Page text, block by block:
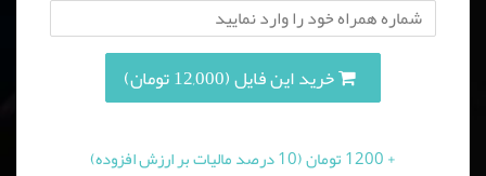
خرید این فایل (12,000 تومان)
+ 1200 تومان (10 درصد مالیات بر ارزش افزوده)